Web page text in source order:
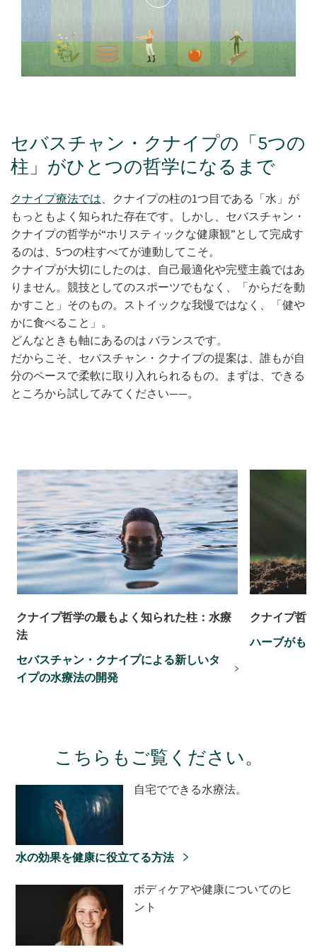
セバスチャン・クナイプの「5つの
柱」がひとつの哲学になるまで
クナイプ療法では 、クナイプの柱の1つ目である「水」が
もっともよく知られた存在です。しかし、セバスチャン・
クナイプの哲学が“ホリスティックな健康観”として完成す
るのは、5つの柱すべてが連動してこそ。
クナイプが大切にしたのは、自己最適化や完璧主義ではあ
りません。競技としてのスポーツでもなく、「からだを動
かすこと」そのもの。ストイックな我慢ではなく、「健や
かに食べること」。
どんなときも軸にあるのは バランスです。
だからこそ、セバスチャン・クナイプの提案は、誰もが自
分のペースで柔軟に取り入れられるもの。まずは、できる
ところから試してみてください——。
クナイプ哲学の最もよく知られた柱：水療
法
セバスチャン・クナイプによる新しいタ
イプの水療法の開発
クナイプ哲
ハーブがも
こちらもご覧ください。
自宅でできる水療法。
水の効果を健康に役立てる方法
ボディケアや健康についてのヒ
ント